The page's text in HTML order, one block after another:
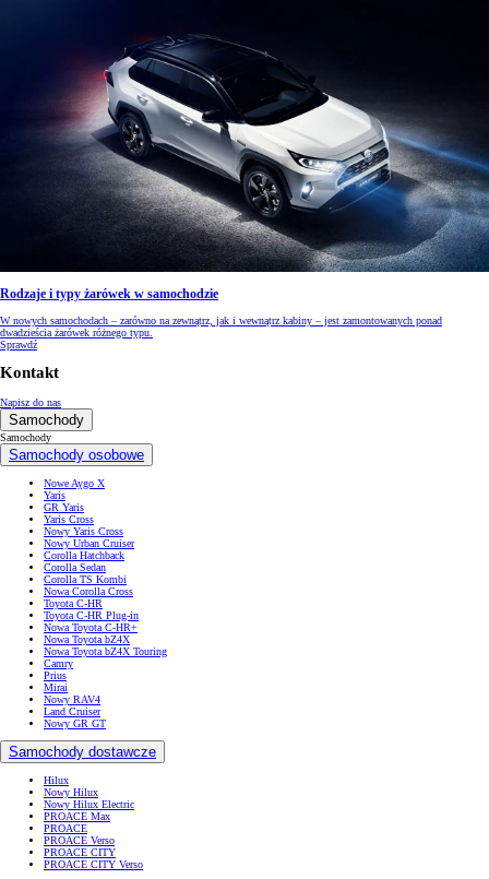
Rodzaje i typy żarówek w samochodzie
W nowych samochodach – zarówno na zewnątrz, jak i wewnątrz kabiny – jest zamontowanych ponad
dwadzieścia żarówek różnego typu.
Sprawdź
Kontakt
Napisz do nas
Samochody
Samochody
Samochody osobowe
Nowe Aygo X
Yaris
GR Yaris
Yaris Cross
Nowy Yaris Cross
Nowy Urban Cruiser
Corolla Hatchback
Corolla Sedan
Corolla TS Kombi
Nowa Corolla Cross
Toyota C-HR
Toyota C-HR Plug-in
Nowa Toyota C-HR+
Nowa Toyota bZ4X
Nowa Toyota bZ4X Touring
Camry
Prius
Mirai
Nowy RAV4
Land Cruiser
Nowy GR GT
Samochody dostawcze
Hilux
Nowy Hilux
Nowy Hilux Electric
PROACE Max
PROACE
PROACE Verso
PROACE CITY
PROACE CITY Verso